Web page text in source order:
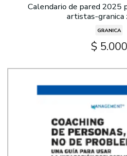
Calendario de pared 2025
artistas-granica
GRANICA
$ 5.000